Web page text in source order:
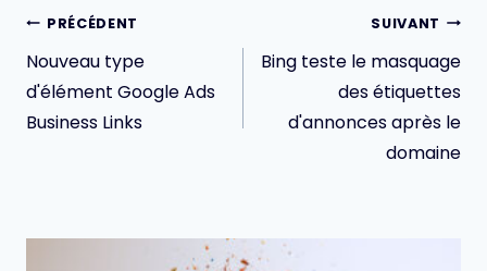
Navigation
de
l’article
PRÉCÉDENT
Nouveau type
d'élément Google Ads
Business Links
SUIVANT
Bing teste le masquage
des étiquettes
d'annonces après le
domaine